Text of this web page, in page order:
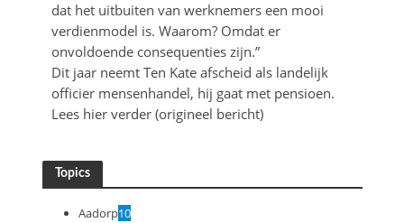
dat het uitbuiten van werknemers een mooi
verdienmodel is. Waarom? Omdat er
onvoldoende consequenties zijn.”
Dit jaar neemt Ten Kate afscheid als landelijk
officier mensenhandel, hij gaat met pensioen.
Lees hier verder (origineel bericht)
Topics
Aadorp10